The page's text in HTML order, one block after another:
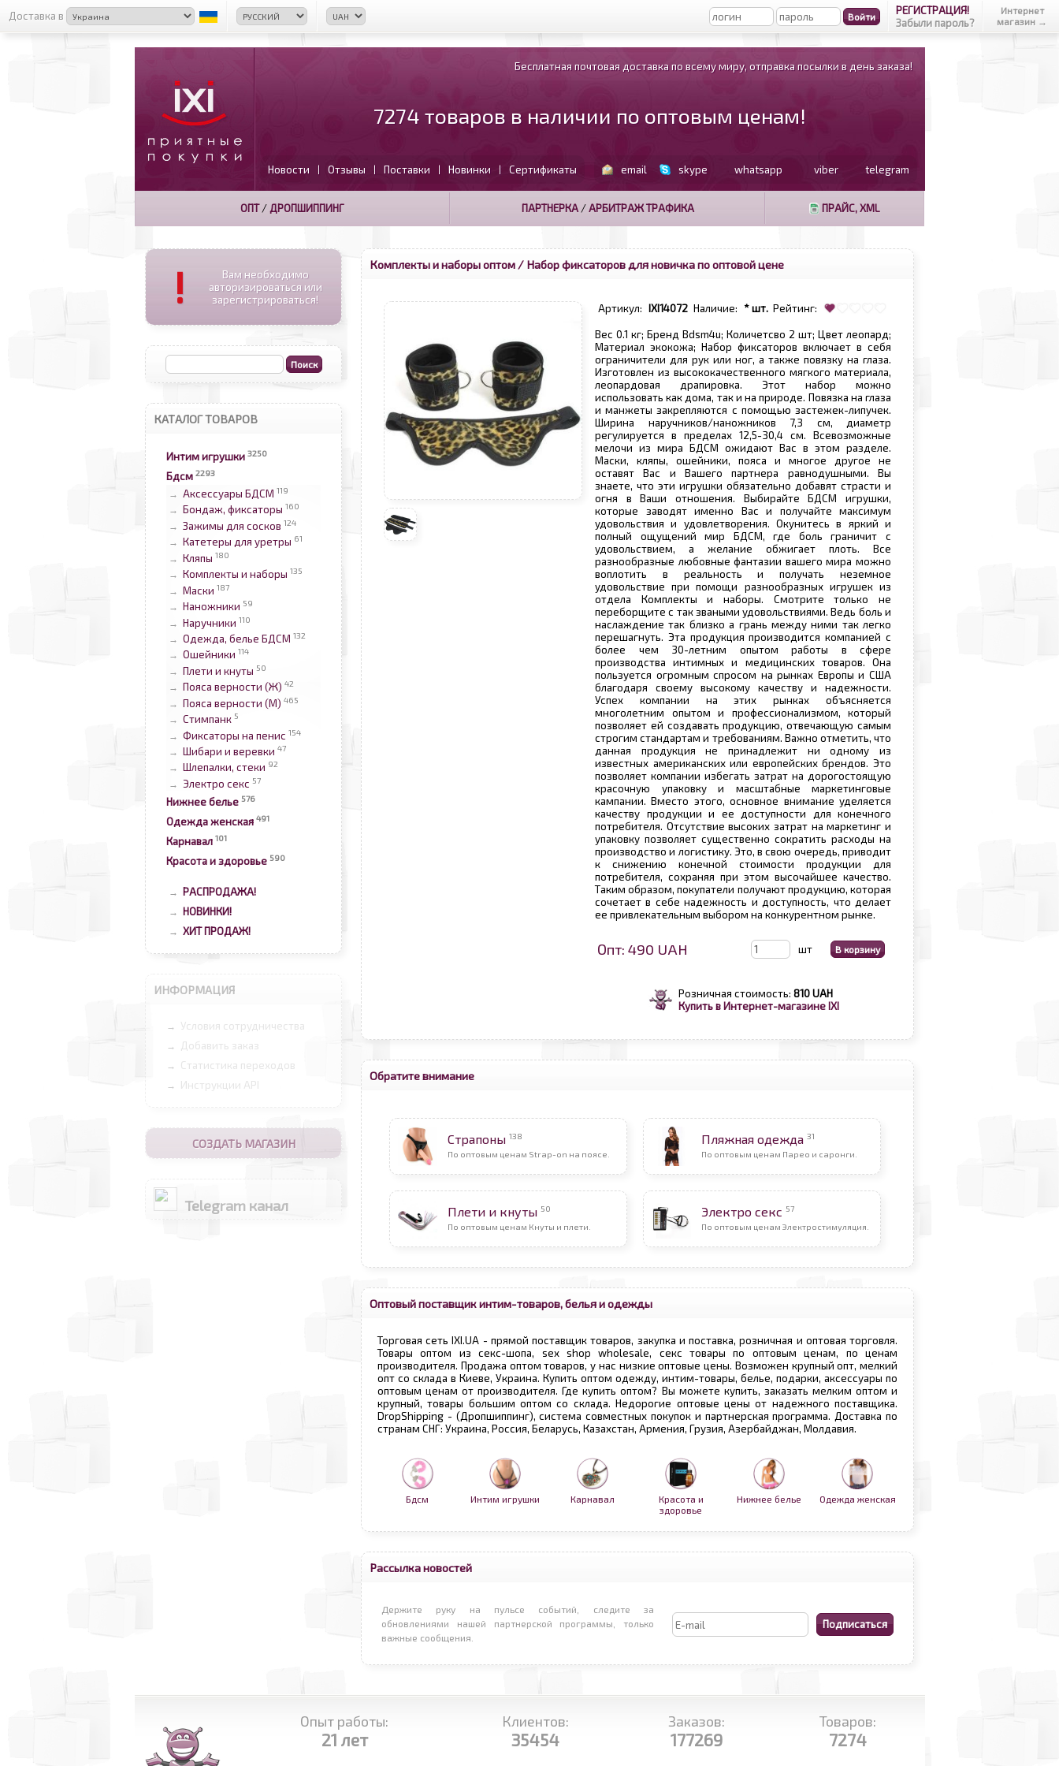
Доставка в
РЕГИСТРАЦИЯ!
Забыли пароль?
Интернет
магазин →
Бесплатная почтовая доставка по всему миру, отправка посылки в день заказа!
7274 товаров в наличии по оптовым ценам!
Новости | Отзывы | Поставки | Новинки | Сертификаты email skype whatsapp viber telegram
ОПТ/ ДРОПШИППИНГ ПАРТНЕРКА/АРБИТРАЖ ТРАФИКА ПРАЙС, XML
!
Вам необходимо
авторизироваться или
зарегистрироваться!
КАТАЛОГ ТОВАРОВ
Интим игрушки 3250
Бдсм 2293
→ Аксессуары БДСМ 119
→ Бондаж, фиксаторы 160
→ Зажимы для сосков 124
→ Катетеры для уретры 61
→ Кляпы 180
→ Комплекты и наборы 135
→ Маски 187
→ Наножники 59
→ Наручники 110
→ Одежда, белье БДСМ 132
→ Ошейники 114
→ Плети и кнуты 50
→ Пояса верности (Ж) 42
→ Пояса верности (М) 465
→ Стимпанк 5
→ Фиксаторы на пенис 154
→ Шибари и веревки 47
→ Шлепалки, стеки 92
→ Электро секс 57
Нижнее белье 576
Одежда женская 491
Карнавал 101
Красота и здоровье 590
→ РАСПРОДАЖА!
→ НОВИНКИ!
→ ХИТ ПРОДАЖ!
ИНФОРМАЦИЯ
→ Условия сотрудничества
→ Добавить заказ
→ Статистика переходов
→ Инструкции API
СОЗДАТЬ МАГАЗИН
Telegram канал
Комплекты и наборы оптом / Набор фиксаторов для новичка по оптовой цене
Артикул: IXI14072 Наличие: * шт. Рейтинг:
Вес 0.1 кг; Бренд Bdsm4u; Количетсво 2 шт; Цвет леопард;
Материал экокожа; Набор фиксаторов включает в себя
ограничители для рук или ног, а также повязку на глаза.
Изготовлен из высококачественного мягкого материала,
леопардовая драпировка. Этот набор можно
использовать как дома, так и на природе. Повязка на глаза
и манжеты закрепляются с помощью застежек-липучек.
Ширина наручников/наножников 7,3 см, диаметр
регулируется в пределах 12,5-30,4 см. Всевозможные
мелочи из мира БДСМ ожидают Вас в этом разделе.
Маски, кляпы, ошейники, пояса и многое другое не
оставят Вас и Вашего партнера равнодушными. Вы
знаете, что эти игрушки обязательно добавят страсти и
огня в Ваши отношения. Выбирайте БДСМ игрушки,
которые заводят именно Вас и получайте максимум
удовольствия и удовлетворения. Окунитесь в яркий и
полный ощущений мир БДСМ, где боль граничит с
удовольствием, а желание обжигает плоть. Все
разнообразные любовные фантазии вашего мира можно
воплотить в реальность и получать неземное
удовольствие при помощи разнообразных игрушек из
отдела Комплекты и наборы. Смотрите только не
переборщите с так зваными удовольствиями. Ведь боль и
наслаждение так близко а грань между ними так легко
перешагнуть. Эта продукция производится компанией с
более чем 30-летним опытом работы в сфере
производства интимных и медицинских товаров. Она
пользуется огромным спросом на рынках Европы и США
благодаря своему высокому качеству и надежности.
Успех компании на этих рынках объясняется
многолетним опытом и профессионализмом, который
позволяет ей создавать продукцию, отвечающую самым
строгим стандартам и требованиям. Важно отметить, что
данная продукция не принадлежит ни одному из
известных американских или европейских брендов. Это
позволяет компании избегать затрат на дорогостоящую
красочную упаковку и масштабные маркетинговые
кампании. Вместо этого, основное внимание уделяется
качеству продукции и ее доступности для конечного
потребителя. Отсутствие высоких затрат на маркетинг и
упаковку позволяет существенно сократить расходы на
производство и логистику. Это, в свою очередь, приводит
к снижению конечной стоимости продукции для
потребителя, сохраняя при этом высочайшее качество.
Таким образом, покупатели получают продукцию, которая
сочетает в себе надежность и доступность, что делает
ее привлекательным выбором на конкурентном рынке.
Опт: 490 UAH шт
Розничная стоимость: 810 UAH
Купить в Интернет-магазине IXI
Обратите внимание
Страпоны 138
По оптовым ценам Strap-on на поясе.
Пляжная одежда 31
По оптовым ценам Парео и саронги.
Плети и кнуты 50
По оптовым ценам Кнуты и плети.
Электро секс 57
По оптовым ценам Электростимуляция.
Оптовый поставщик интим-товаров, белья и одежды
Торговая сеть IXI.UA - прямой поставщик товаров, закупка и поставка, розничная и оптовая торговля.
Товары оптом из секс-шопа, sex shop wholesale, секс товары по оптовым ценам, по ценам
производителя. Продажа оптом товаров, у нас низкие оптовые цены. Возможен крупный опт, мелкий
опт со склада в Киеве, Украина. Купить оптом одежду, интим-товары, белье, подарки, аксессуары по
оптовым ценам от производителя. Где купить оптом? Вы можете купить, заказать мелким оптом и
крупный, товары большим оптом со склада. Недорогие оптовые цены от надежного поставщика.
DropShipping - (Дропшиппинг), система совместных покупок и партнерская программа. Доставка по
странам СНГ: Украина, Россия, Беларусь, Казахстан, Армения, Грузия, Азербайджан, Молдавия.
Бдсм Интим игрушки Карнавал
Красота и
здоровье
Нижнее белье Одежда женская
Рассылка новостей
Держите руку на пульсе событий, следите за
обновлениями нашей партнерской программы, только
важные сообщения.
Опыт работы:
21 лет
Клиентов:
35454
Заказов:
177269
Товаров:
7274